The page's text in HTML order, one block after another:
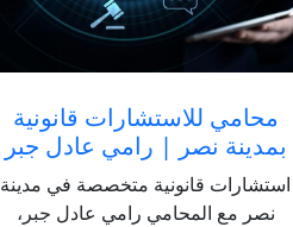
محامي للاستشارات قانونية
بمدينة نصر | رامي عادل جبر
استشارات قانونية متخصصة في مدينة
نصر مع المحامي رامي عادل جبر،